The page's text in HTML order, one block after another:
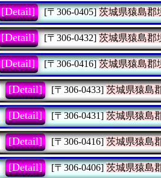
[Detail] [〒306-0405] 茨城県猿島郡
[Detail] [〒306-0432] 茨城県猿島郡
[Detail] [〒306-0416] 茨城県猿島郡
[Detail] [〒306-0433] 茨城県猿島
[Detail] [〒306-0431] 茨城県猿島
[Detail] [〒306-0416] 茨城県猿島
[Detail] [〒306-0406] 茨城県猿島